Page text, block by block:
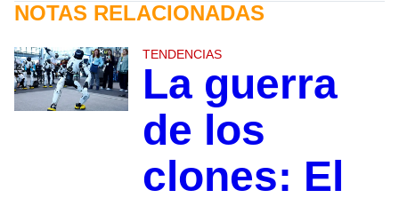
NOTAS RELACIONADAS
TENDENCIAS
La guerra
de los
clones: El